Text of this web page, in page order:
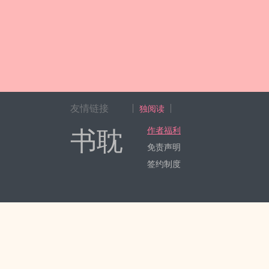
友情链接 独阅读
书耽
作者福利
免责声明
签约制度